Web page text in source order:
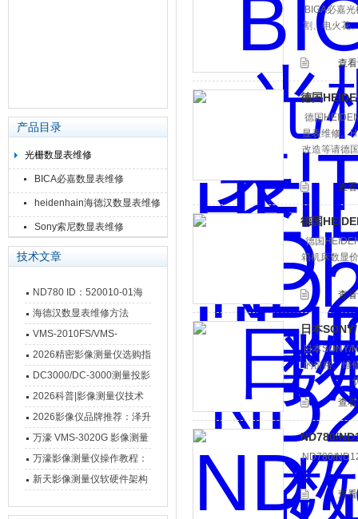
产品目录
光栅数显表维修
BICA必嘉数显表维修
heidenhain海德汉数显表维修
Sony索尼数显表维修
技术文章
ND780 ID：520010-01海
德汉数显表故障维修内容
海德汉数显表维修方法
VMS-2010FS/VMS-
3020FS/VMS-4030FS手动
影像测量仪技术参数
2026精密影像测量仪选购指
南 靠谱品牌一站式选型推荐
DC3000/DC-3000测量投影
仪万濠数据处理器数显表故
障维修方法
2026科普|影像测量仪技术
原理、分类及选型应用
2026影像仪品牌推荐：泽升
影像测量仪选型指南
万濠 VMS-3020G 影像测量
仪技术规格与应用解析
万濠影像测量仪操作教程：
从开机到出报告，新手也能
新天影像测量仪软硬件架构
BIGA必嘉
割、电火花
查
德国
德国
显表维修。
改造等请德
查
德国
德国
箱机床数显
查
日本
日本SONY/
的价格、维
查
ND780/
ND780/
查